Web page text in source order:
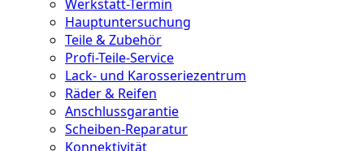
Werkstatt-Termin
Hauptuntersuchung
Teile & Zubehör
Profi-Teile-Service
Lack- und Karosseriezentrum
Räder & Reifen
Anschlussgarantie
Scheiben-Reparatur
Konnektivität